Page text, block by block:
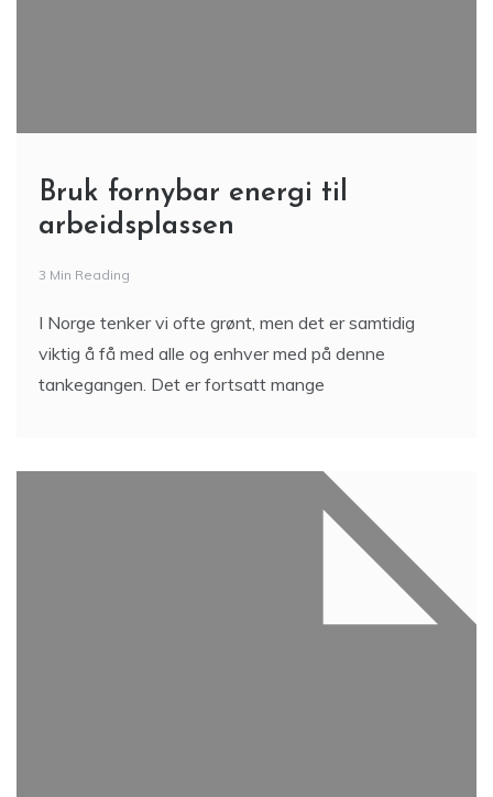
Bruk fornybar energi til
arbeidsplassen
3 Min Reading
I Norge tenker vi ofte grønt, men det er samtidig
viktig å få med alle og enhver med på denne
tankegangen. Det er fortsatt mange